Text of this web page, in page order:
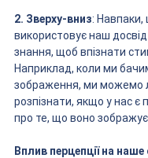
2. Зверху-вниз: Навпаки,
використовує наш
знання, щоб впізнати
Наприклад, коли ми
зображення, ми можемо
розпізнати, якщо у нас є
про те, що воно зображує.
Вплив перцепції на